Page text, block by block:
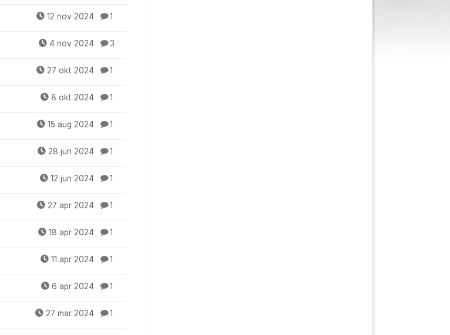
12 nov 2024 1
4 nov 2024 3
27 okt 2024 1
8 okt 2024 1
15 aug 2024 1
28 jun 2024 1
12 jun 2024 1
27 apr 2024 1
18 apr 2024 1
11 apr 2024 1
6 apr 2024 1
27 mar 2024 1